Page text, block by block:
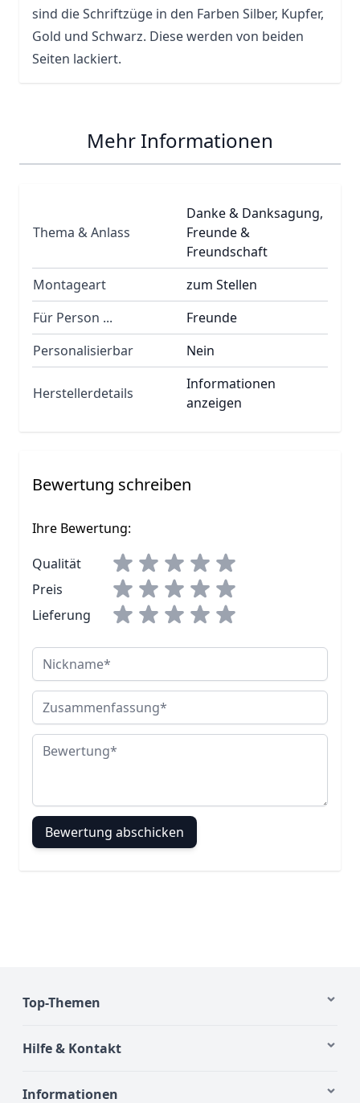
sind die Schriftzüge in den Farben Silber, Kupfer,
Gold und Schwarz. Diese werden von beiden
Seiten lackiert.
Mehr Informationen
Thema & Anlass
Danke & Danksagung,
Freunde &
Freundschaft
Montageart
zum Stellen
Für Person ...
Freunde
Personalisierbar
Nein
Herstellerdetails
Informationen
anzeigen
Bewertung schreiben
Ihre Bewertung:
Qualität
Preis
Lieferung
Nickname
Zusammenfassung
Bewertung
Bewertung abschicken
Top-Themen
Hilfe & Kontakt
Informationen